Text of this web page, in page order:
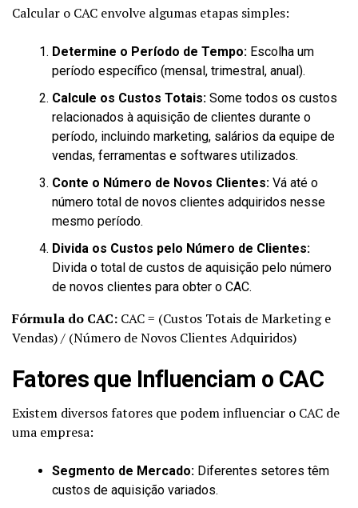
Calcular o CAC envolve algumas etapas simples:
Determine o Período de Tempo: Escolha um
período específico (mensal, trimestral, anual).
Calcule os Custos Totais: Some todos os custos
relacionados à aquisição de clientes durante o
período, incluindo marketing, salários da equipe de
vendas, ferramentas e softwares utilizados.
Conte o Número de Novos Clientes: Vá até o
número total de novos clientes adquiridos nesse
mesmo período.
Divida os Custos pelo Número de Clientes:
Divida o total de custos de aquisição pelo número
de novos clientes para obter o CAC.
Fórmula do CAC: CAC = (Custos Totais de Marketing e
Vendas) / (Número de Novos Clientes Adquiridos)
Fatores que Influenciam o CAC
Existem diversos fatores que podem influenciar o CAC de
uma empresa:
Segmento de Mercado: Diferentes setores têm
custos de aquisição variados.